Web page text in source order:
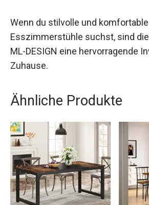
Wenn du stilvolle und komfortable
Esszimmerstühle suchst, sind
ML-DESIGN eine hervorragende
Zuhause.
Ähnliche Produkte